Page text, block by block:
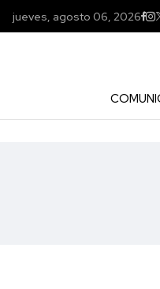
jueves, agosto 06, 2026